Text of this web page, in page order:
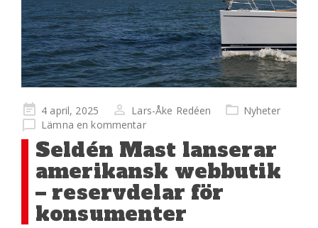
Publicerad
på
4 april, 2025 Lars-Åke Redéen
Nyheter
Lämna en kommentar
Seldén Mast lanserar
amerikansk webbutik
– reservdelar för
konsumenter